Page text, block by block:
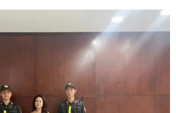
xe ôtô, trẻ nhỏ cần làm gì
thân?